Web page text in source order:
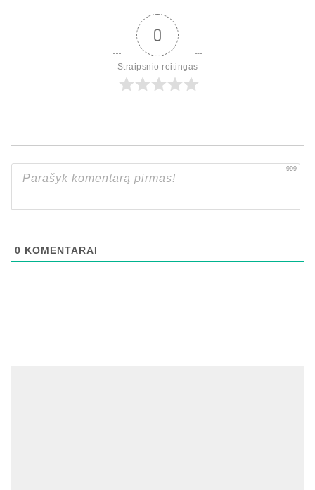
0
Straipsnio reitingas
999
0 KOMENTARAI